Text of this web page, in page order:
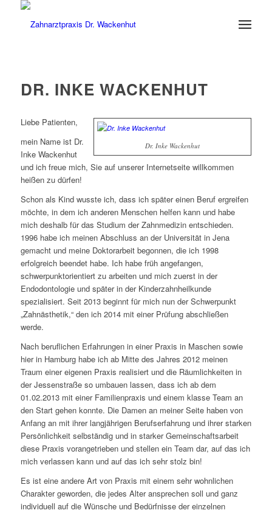
DR. INKE WACKENHUT
Dr. Inke Wackenhut
Liebe Patienten,
mein Name ist Dr.
Inke Wackenhut
und ich freue mich, Sie auf unserer Internetseite willkommen
heißen zu dürfen!
Schon als Kind wusste ich, dass ich später einen Beruf ergreifen
möchte, in dem ich anderen Menschen helfen kann und habe
mich deshalb für das Studium der Zahnmedizin entschieden.
1996 habe ich meinen Abschluss an der Universität in Jena
gemacht und meine Doktorarbeit begonnen, die ich 1998
erfolgreich beendet habe. Ich habe früh angefangen,
schwerpunktorientiert zu arbeiten und mich zuerst in der
Endodontologie und später in der Kinderzahnheilkunde
spezialisiert. Seit 2013 beginnt für mich nun der Schwerpunkt
„Zahnästhetik,“ den ich 2014 mit einer Prüfung abschließen
werde.
Nach beruflichen Erfahrungen in einer Praxis in Maschen sowie
hier in Hamburg habe ich ab Mitte des Jahres 2012 meinen
Traum einer eigenen Praxis realisiert und die Räumlichkeiten in
der Jessenstraße so umbauen lassen, dass ich ab dem
01.02.2013 mit einer Familienpraxis und einem klasse Team an
den Start gehen konnte. Die Damen an meiner Seite haben von
Anfang an mit ihrer langjährigen Berufserfahrung und ihrer starken
Persönlichkeit selbständig und in starker Gemeinschaftsarbeit
diese Praxis vorangetrieben und stellen ein Team dar, auf das ich
mich verlassen kann und auf das ich sehr stolz bin!
Es ist eine andere Art von Praxis mit einem sehr wohnlichen
Charakter geworden, die jedes Alter ansprechen soll und ganz
individuell auf die Wünsche und Bedürfnisse der einzelnen